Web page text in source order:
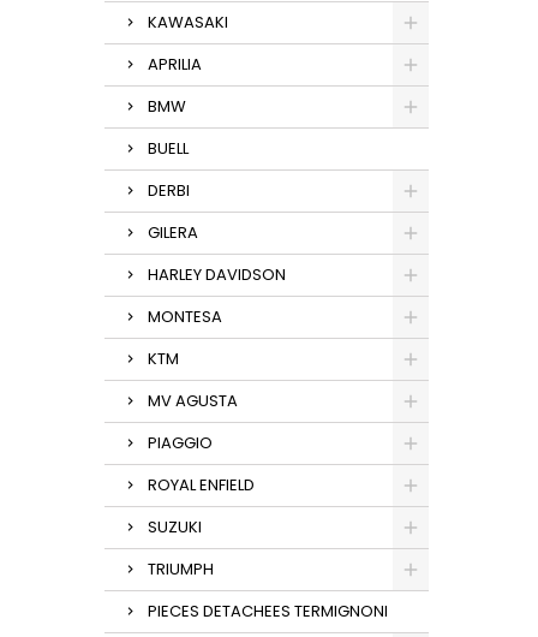
KAWASAKI
APRILIA
BMW
BUELL
DERBI
GILERA
HARLEY DAVIDSON
MONTESA
KTM
MV AGUSTA
PIAGGIO
ROYAL ENFIELD
SUZUKI
TRIUMPH
PIECES DETACHEES TERMIGNONI